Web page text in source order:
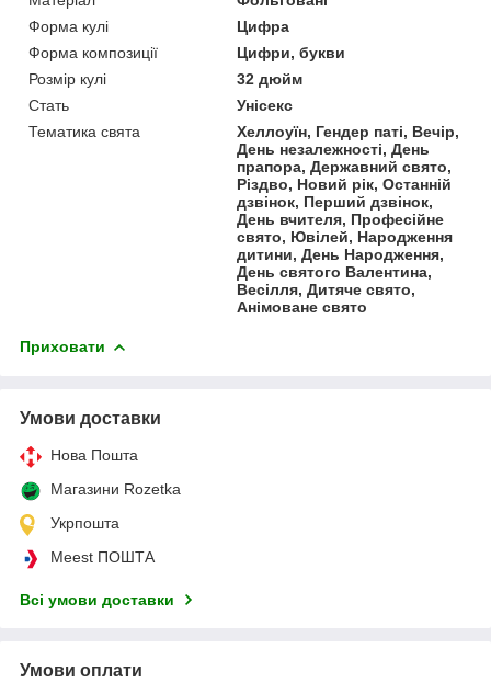
Форма кулі
Цифра
Форма композиції
Цифри, букви
Розмір кулі
32 дюйм
Стать
Унісекс
Тематика свята
Хеллоуїн, Гендер паті, Вечір,
День незалежності, День
прапора, Державний свято,
Різдво, Новий рік, Останній
дзвінок, Перший дзвінок,
День вчителя, Професійне
свято, Ювілей, Народження
дитини, День Народження,
День святого Валентина,
Весілля, Дитяче свято,
Анімоване свято
Приховати
Умови доставки
Нова Пошта
Магазини Rozetka
Укрпошта
Meest ПОШТА
Всі умови доставки
Умови оплати